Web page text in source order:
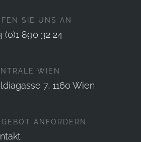
SIE UNS AN
(0)1 890 32 24
WIEN
7, 1160 Wien
ANFORDERN